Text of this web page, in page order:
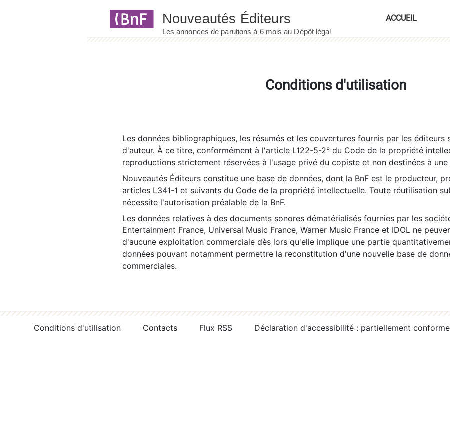
ACCUEIL
Conditions d'utilisation
Les données bibliographiques, les résumés et les couvertures fournis par les
d'auteur. À ce titre, conformément à l'article L122-5-2° du Code de la propriété
reproductions strictement réservées à l'usage privé du copiste et non destinées à
Nouveautés Éditeurs constitue une base de données, dont la BnF est le producteur,
articles L341-1 et suivants du Code de la propriété intellectuelle. Toute réutilisation
nécessite l'autorisation préalable de la BnF.
Les données relatives à des documents sonores dématérialisés fournies par les
Entertainment France, Universal Music France, Warner Music France et IDOL ne
d'aucune exploitation commerciale dès lors qu'elle implique une partie
données pouvant notamment permettre la reconstitution d'une nouvelle base de
commerciales.
Conditions d'utilisation Contacts Flux RSS Déclaration d'accessibilité : partiellement conforme